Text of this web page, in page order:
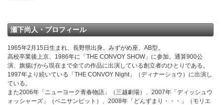
瀬下尚人・プロフィール
1965年2月15日生まれ、長野県出身。みずがめ座、AB型。
高校卒業後上京、1986年に「THE CONVOY SHOW」に参加。通算900公
演、旗揚げから現在まで全ての作品に出演している創立者のひとりである。
1997年より続いている「THE CONVOY Night」（ディナーショウ）に出演し
ている。
また2006年「ニューヨーク青春物語」（三越劇場）、2007年「ディッシュウ
ォッシャーズ」（ベニサンピット）、2008年「どんずまり・・・」（モリエ